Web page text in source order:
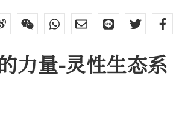
力量-灵性生态系